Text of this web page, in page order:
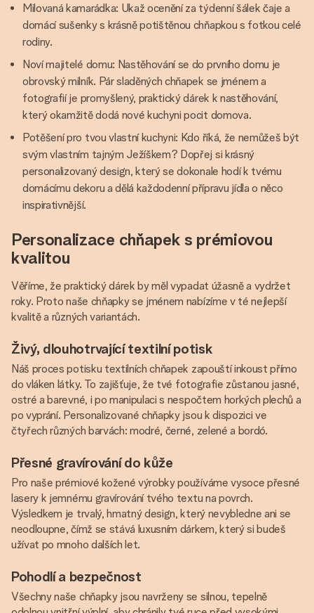
Milovaná kamarádka: Ukaž ocenění za týdenní šálek čaje a
domácí sušenky s krásně potištěnou chňapkou s fotkou celé
rodiny.
Noví majitelé domu: Nastěhování se do prvního domu je
obrovský milník. Pár sladěných chňapek se jménem a
fotografií je promyšlený, praktický dárek k nastěhování,
který okamžitě dodá nové kuchyni pocit domova.
Potěšení pro tvou vlastní kuchyni: Kdo říká, že nemůžeš být
svým vlastním tajným Ježíškem? Dopřej si krásný
personalizovaný design, který se dokonale hodí k tvému
domácímu dekoru a dělá každodenní přípravu jídla o něco
inspirativnější.
Personalizace chňapek s prémiovou
kvalitou
Věříme, že praktický dárek by měl vypadat úžasně a vydržet
roky. Proto naše chňapky se jménem nabízíme v té nejlepší
kvalitě a různých variantách.
Živý, dlouhotrvající textilní potisk
Náš proces potisku textilních chňapek zapouští inkoust přímo
do vláken látky. To zajišťuje, že tvé fotografie zůstanou jasné,
ostré a barevné, i po manipulaci s nespočtem horkých plechů a
po vyprání. Personalizované chňapky jsou k dispozici ve
čtyřech různých barvách: modré, černé, zelené a bordó.
Přesné gravírování do kůže
Pro naše prémiové kožené výrobky používáme vysoce přesné
lasery k jemnému gravírování tvého textu na povrch.
Výsledkem je trvalý, hmatný design, který nevybledne ani se
neodloupne, čímž se stává luxusním dárkem, který si budeš
užívat po mnoho dalších let.
Pohodlí a bezpečnost
Všechny naše chňapky jsou navrženy se silnou, tepelně